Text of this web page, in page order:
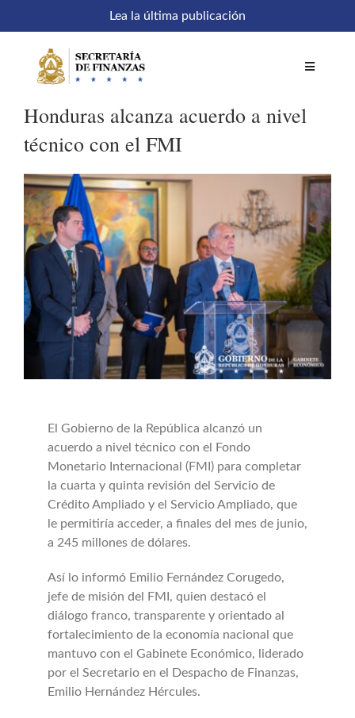
contenido
Lea la última publicación
Toggle
Inicio
Comités
Acceso a sistemas
SEFIN en línea
Honduras alcanza acuerdo a nivel
técnico con el FMI
El Gobierno de la República alcanzó un
acuerdo a nivel técnico con el Fondo
Monetario Internacional (FMI) para completar
la cuarta y quinta revisión del Servicio de
Crédito Ampliado y el Servicio Ampliado, que
le permitiría acceder, a finales del mes de junio,
a 245 millones de dólares.
Así lo informó Emilio Fernández Corugedo,
jefe de misión del FMI, quien destacó el
diálogo franco, transparente y orientado al
fortalecimiento de la economía nacional que
mantuvo con el Gabinete Económico, liderado
por el Secretario en el Despacho de Finanzas,
Emilio Hernández Hércules.